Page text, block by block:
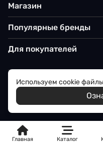
Главная Каталог
Магазин
Популярные бренды
Для покупателей
© 2026 Iqon - Магазин
Политика обработки
Используем cookie